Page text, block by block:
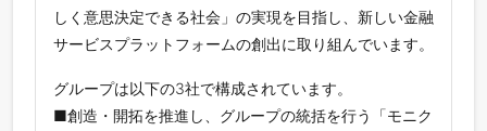
しく意思決定できる社会」の実現を目指し、新しい金融
サービスプラットフォームの創出に取り組んでいます。
グループは以下の3社で構成されています。
■創造・開拓を推進し、グループの統括を行う「モニク